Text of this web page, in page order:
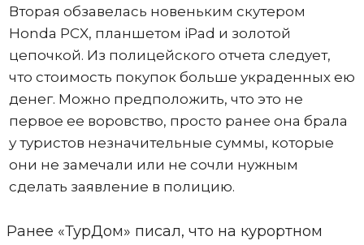
Вторая обзавелась новеньким скутером
Honda PCX, планшетом iPad и золотой
цепочкой. Из полицейского отчета следует,
что стоимость покупок больше украденных ею
денег. Можно предположить, что это не
первое ее воровство, просто ранее она брала
у туристов незначительные суммы, которые
они не замечали или не сочли нужным
сделать заявление в полицию.
Ранее «ТурДом» писал, что на курортном